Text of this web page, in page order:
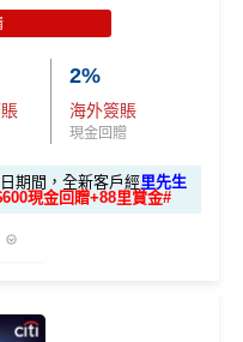
日至8月31日11:59pm
卡客戶批卡後首1個月
簽賬回贈【渣打加碼
card-form賺多88里
員+成功批卡50額外里
2%
海外簽賬
現金回贈
期間，全新客戶經里先生
現金回贈+88里賞金#